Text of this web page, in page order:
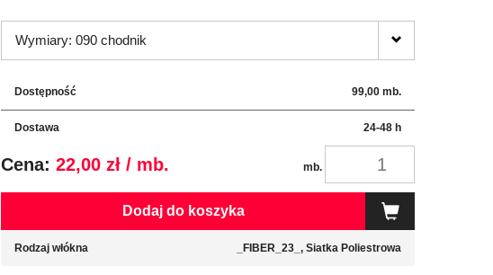
Wymiary: 090 chodnik
Dostępność 99,00 mb.
Dostawa 24-48 h
Cena: 22,00 zł / mb. mb.
Dodaj do koszyka
Rodzaj włókna _FIBER_23_, Siatka Poliestrowa